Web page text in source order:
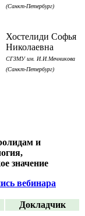
(Санкт-Петербург)
Хостелиди Софья
Николаевна
СГЗМУ им. И.И.Мечникова
(Санкт-Петербург)
и
значение
вебинара
Докладчик